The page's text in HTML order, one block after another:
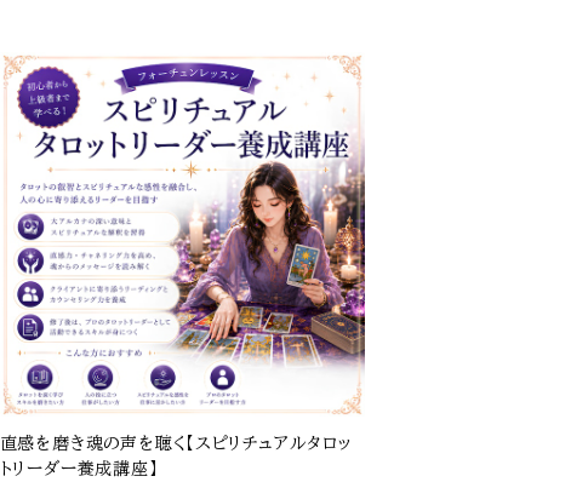
直感を磨き魂の声を聴く【スピリチュアルタロッ
トリーダー養成講座】